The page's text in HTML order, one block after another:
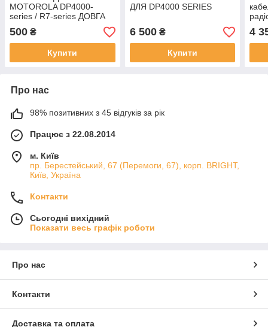
MOTOROLA DP4000-
series / R7-series ДОВГА
47 СМ (ТРОС)
500 ₴
Купити
ДЛЯ DP4000 SERIES
6 500₴
Купити
R7a
4
Про нас
98% позитивних з 45 відгуків за рік
Працює з 22.08.2014
м. Київ
пр. Берестейський, 67 (Перемоги, 67), корп. ВRIGHT,
Київ, Україна
Контакти
Сьогодні вихідний
Показати весь графік роботи
Про нас
Контакти
Доставка та оплата